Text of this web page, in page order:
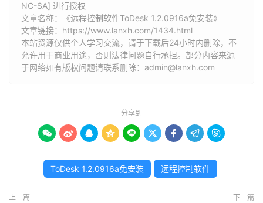
NC-SA] 进行授权
文章名称：《远程控制软件ToDesk 1.2.0916a免安装》
文章链接： https://www.lanxh.com/1434.html
本站资源仅供个人学习交流，请于下载后24小时内删除，不
允许用于商业用途，否则法律问题自行承担。部分内容来源
于网络如有版权问题请联系删除：admin@lanxh.com
分享到
        
ToDesk 1.2.0916a免安装 远程控制软件
上一篇 下一篇